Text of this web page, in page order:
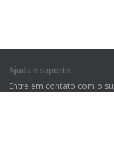
Ajuda e suporte
Entre em contato com o